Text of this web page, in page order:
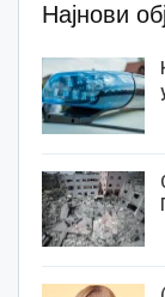
Најнови